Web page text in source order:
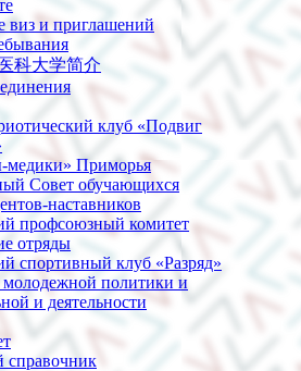
виз и приглашений
科大学简介
клуб «Подвиг
медики» Приморья
Совет обучающихся
наставников
профсоюзный комитет
отряды
спортивный клуб «Разряд»
молодежной политики и
и деятельности
справочник